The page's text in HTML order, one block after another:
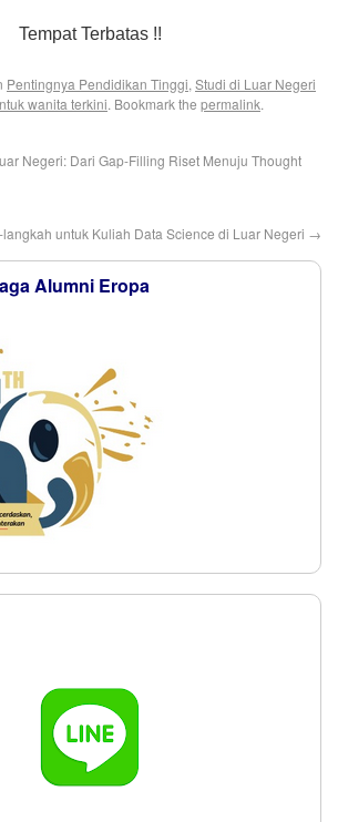
Tempat Terbatas !!
Pentingnya Pendidikan Tinggi, Studi di Luar Negeri
wanita terkini. Bookmark the permalink.
Negeri: Dari Gap-Filling Riset Menuju Thought
untuk Kuliah Data Science di Luar Negeri →
Alumni Eropa